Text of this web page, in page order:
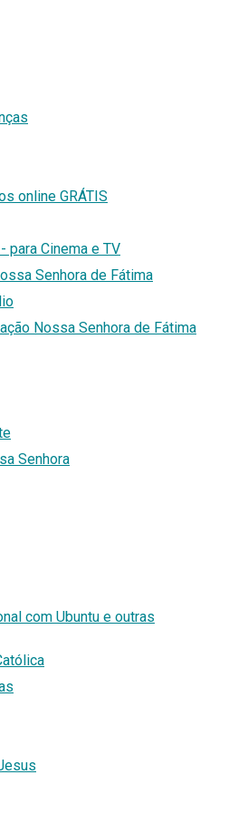
online GRÁTIS
para Cinema e TV
Senhora de Fátima
Nossa Senhora de Fátima
Senhora
com Ubuntu e outras